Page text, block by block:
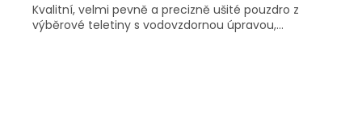
Kvalitní, velmi pevně a precizně ušité pouzdro z
výběrové teletiny s vodovzdornou úpravou,...